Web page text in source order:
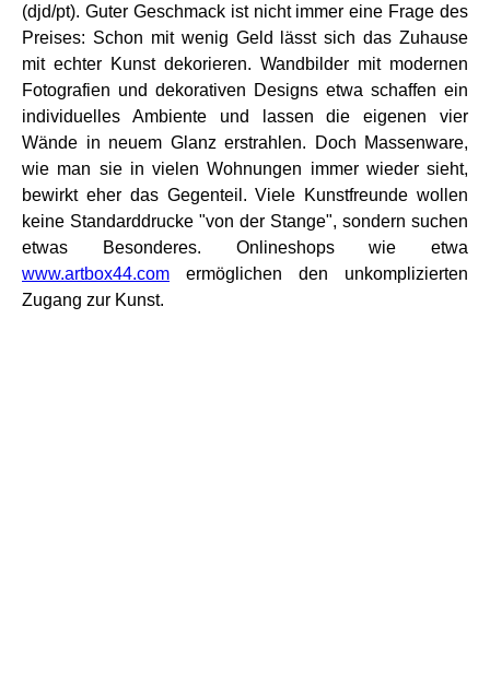
(djd/pt). Guter Geschmack ist nicht immer eine Frage des
Preises: Schon mit wenig Geld lässt sich das Zuhause
mit echter Kunst dekorieren. Wandbilder mit modernen
Fotografien und dekorativen Designs etwa schaffen ein
individuelles Ambiente und lassen die eigenen vier
Wände in neuem Glanz erstrahlen. Doch Massenware,
wie man sie in vielen Wohnungen immer wieder sieht,
bewirkt eher das Gegenteil. Viele Kunstfreunde wollen
keine Standarddrucke "von der Stange", sondern suchen
etwas Besonderes. Onlineshops wie etwa
www.artbox44.com ermöglichen den unkomplizierten
Zugang zur Kunst.